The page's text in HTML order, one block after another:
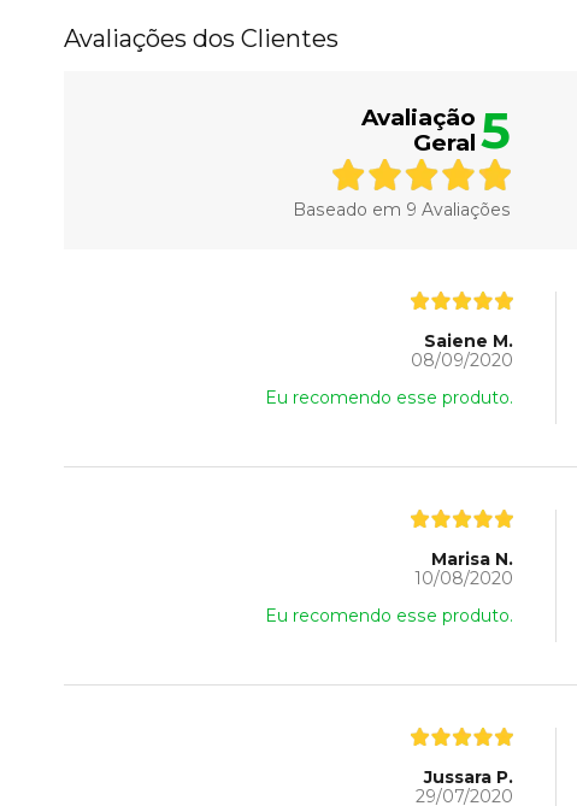
Avaliações dos Clientes
Avaliação
Geral 5
Baseado em 9 Avaliações
Saiene M.
08/09/2020
Eu recomendo esse produto.
Marisa N.
10/08/2020
Eu recomendo esse produto.
Jussara P.
29/07/2020